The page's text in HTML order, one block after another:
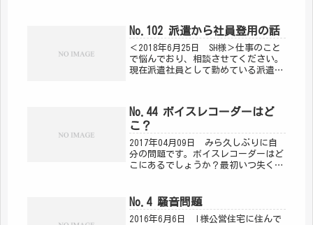
街が好きで、今住んでる部屋も気に入
っています。ただ、来年...
No.102 派遣から社員登用の話
＜2018年6月25日 SH様＞仕事のこと
で悩んでおり、相談させてください。
現在派遣社員として勤めている派遣先
が、派遣先企業の風土、業績、仕事の
方針が頻繁に変わることについて...
No.44 ボイスレコーダーはど
こ？
2017年04月09日 みら久しぶりに自
分の問題です。ボイスレコーダーはど
こにあるでしょうか？最初いつ失くし
は、桜を見に行った公園。イヤホンを
付けてボイスレコーダーに録音し...
No.4 騒音問題
2016年6月6日 I様公営住宅に住んで